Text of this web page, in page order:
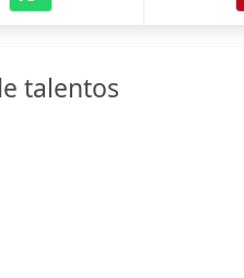
talentos